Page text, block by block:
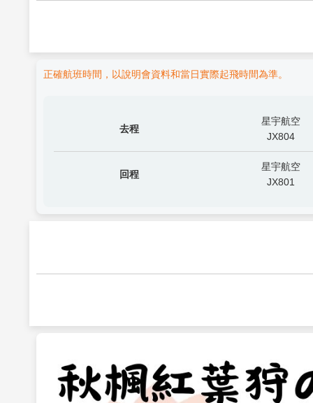
正確航班時間，以說明會資料和當日實際起飛時間為準。
去程
星宇航空
JX804
回程
星宇航空
JX801